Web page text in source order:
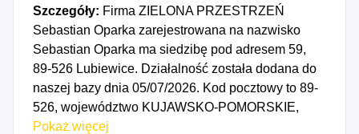
Szczegóły: Firma ZIELONA PRZESTRZEŃ
Sebastian Oparka zarejestrowana na nazwisko
Sebastian Oparka ma siedzibę pod adresem 59,
89-526 Lubiewice. Działalność została dodana do
naszej bazy dnia 05/07/2026. Kod pocztowy to 89-
526, województwo KUJAWSKO-POMORSKIE,
powiat tucholski. Numer Identyfikacji Podatkowej
Pokaż więcej